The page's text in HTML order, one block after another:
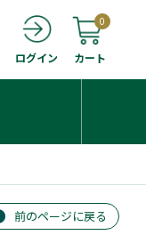
ログイン
0
カート
前のページに戻る